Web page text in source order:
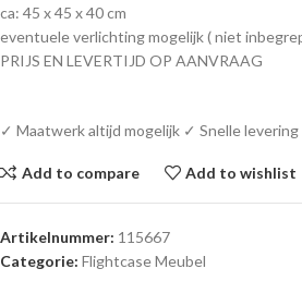
ca: 45 x 45 x 40 cm
eventuele verlichting mogelijk ( niet
PRIJS EN LEVERTIJD OP AANVRAAG
✓ Maatwerk altijd mogelijk ✓ Snelle
Add to compare Add to wishlist
Artikelnummer: 115667
Categorie: Flightcase Meubel